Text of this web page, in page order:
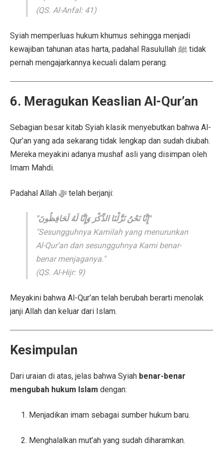
(QS. Al-Anfal: 41)
Syiah memperluas hukum khumus sehingga menjadi
kewajiban tahunan atas harta, padahal Rasulullah ﷺ tidak
pernah mengajarkannya kecuali dalam perang.
6. Meragukan Keaslian Al-Qur’an
Sebagian besar kitab Syiah klasik menyebutkan bahwa Al-
Qur’an yang ada sekarang tidak lengkap dan sudah diubah.
Mereka meyakini adanya mushaf asli yang disimpan oleh
Imam Mahdi.
Padahal Allah ﷻ telah berjanji:
"إِنَّا نَحْنُ نَزَّلْنَا الذِّكْرَ وَإِنَّا لَهُ لَحَافِظُونَ"
"Sesungguhnya Kamilah yang menurunkan
Al-Qur’an dan sesungguhnya Kami benar-
benar menjaganya."
(QS. Al-Hijr: 9)
Meyakini bahwa Al-Qur’an telah berubah berarti menolak
janji Allah dan keluar dari Islam.
Kesimpulan
Dari uraian di atas, jelas bahwa Syiah benar-benar
mengubah hukum Islam dengan:
Menjadikan imam sebagai sumber hukum baru.
Menghalalkan mut’ah yang sudah diharamkan.